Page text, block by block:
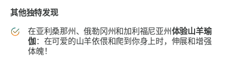
其他独特发现
在亚利桑那州、俄勒冈州和加利福尼亚州体验山羊瑜
伽 ：在可爱的山羊依偎和爬到你身上时，伸展和增强
体魄！